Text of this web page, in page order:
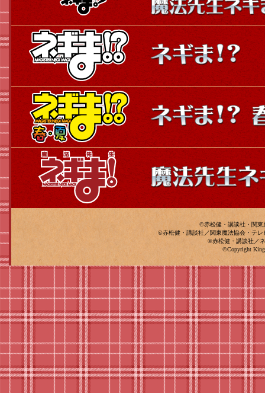
©赤松健・講談社・関
©赤松健・講談社／関東魔法協会・テ
©赤松健・講談社／
©Copyright King